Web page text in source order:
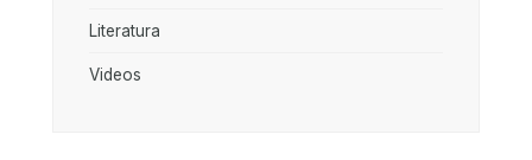
Literatura
Videos